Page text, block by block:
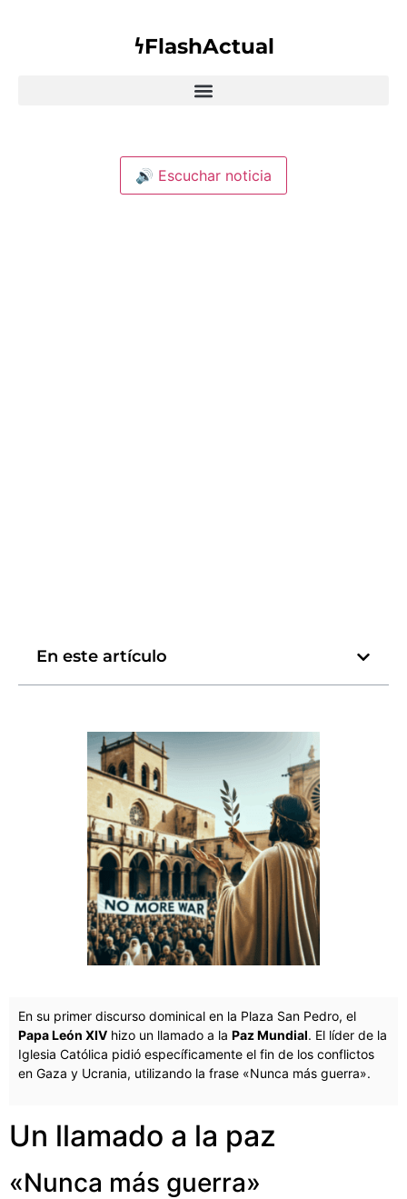
𐓏FlashActual
🔊 Escuchar noticia
En este artículo
En su primer discurso dominical en la Plaza San Pedro, el
Papa León XIV hizo un llamado a la Paz Mundial. El líder de la
Iglesia Católica pidió específicamente el fin de los conflictos
en Gaza y Ucrania, utilizando la frase «Nunca más guerra».
Un llamado a la paz
«Nunca más guerra»